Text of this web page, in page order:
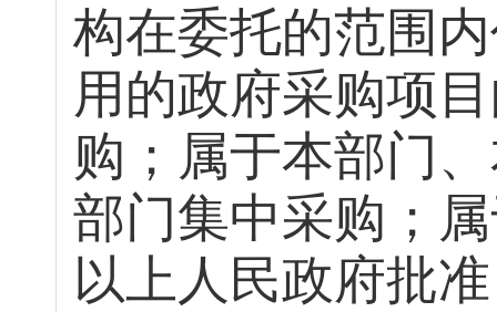
构在委托的范围
用的政府采购项
购；属于本部门
部门集中采购；
以上人民政府批